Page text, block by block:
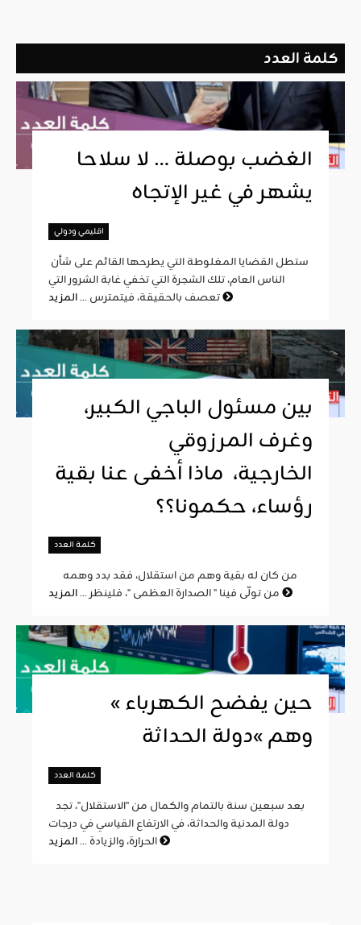
كلمة العدد
الغضب بوصلة … لا سلاحا
يشهر في غير الإتجاه
اقليمي ودولي
الناس العام، تلك الشجرة التي تخفي غابة الشرور التي
تعصف بالحقيقة، فيتمترس ...
بين مسئول الباجي الكبير،
وغرف المرزوقي
الخارجية، ماذا أخفى عنا بقية
رؤساء، حكمونا؟؟
كلمة العدد
من تولّى فينا " الصدارة العظمى "، فلينظر ...
« حين يفضح الكهرباء
وهم »دولة الحداثة
كلمة العدد
دولة المدنية والحداثة، في الارتفاع القياسي في درجات
الحرارة، والزيادة ...